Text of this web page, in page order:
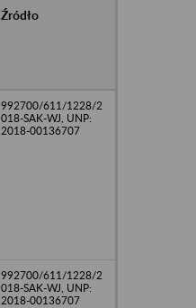
Źródło
992700/611/1228/2
018-SAK-WJ, UNP:
2018-00136707
992700/611/1228/2
018-SAK-WJ, UNP:
2018-00136707